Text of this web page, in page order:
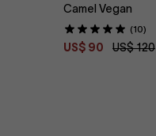
Camel Vegan
(10)
US$ 90 US$ 120